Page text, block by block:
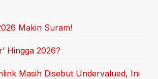
Makin Suram!
Hingga 2026?
Masih Disebut Undervalued, Ini